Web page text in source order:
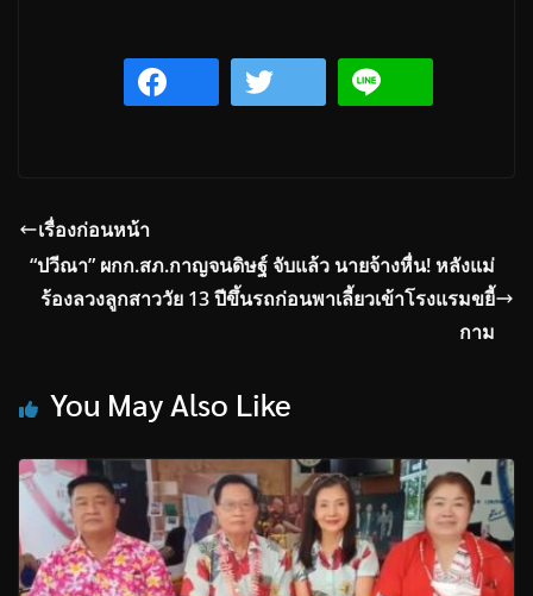
เรื่องก่อนหน้า
“ปวีณา” ผกก.สภ.กาญจนดิษฐ์ จับแล้ว นายจ้างหื่น! หลังแม่
ร้องลวงลูกสาววัย 13 ปีขึ้นรถก่อนพาเลี้ยวเข้าโรงแรมขยี้
กาม
You May Also Like